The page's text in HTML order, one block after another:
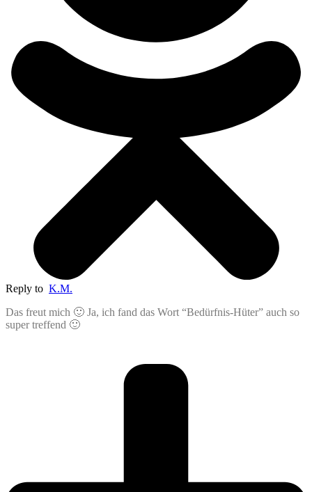
Reply to K.M.
Das freut mich 🙂 Ja, ich fand das Wort “Bedürfnis-Hüter” auch so
super treffend 🙂